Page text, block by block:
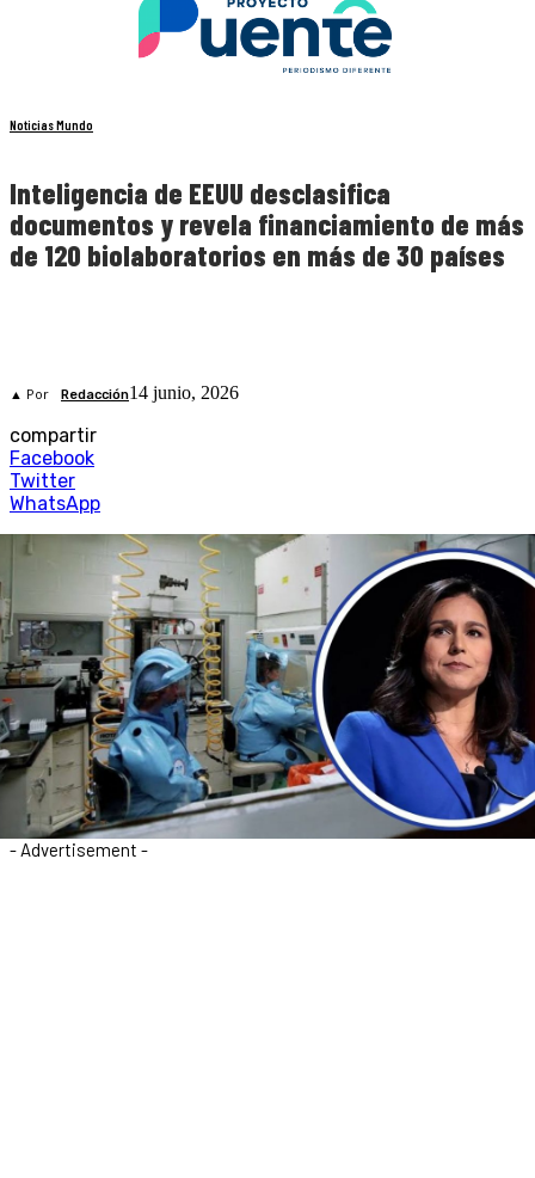
Noticias Mundo
Inteligencia de EEUU desclasifica
documentos y revela financiamiento de más
de 120 biolaboratorios en más de 30 países
▲ Por Redacción14 junio, 2026
compartir
Facebook
Twitter
WhatsApp
- Advertisement -